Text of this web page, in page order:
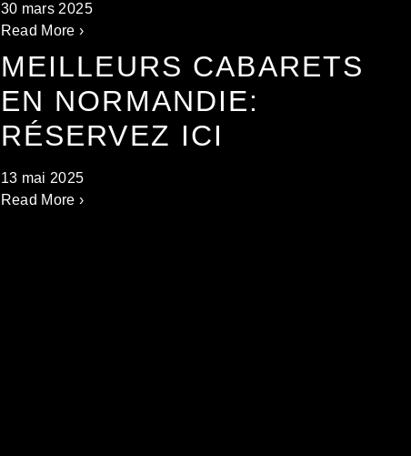
30 mars 2025
Read More ›
MEILLEURS CABARETS
EN NORMANDIE:
RÉSERVEZ ICI
13 mai 2025
Read More ›